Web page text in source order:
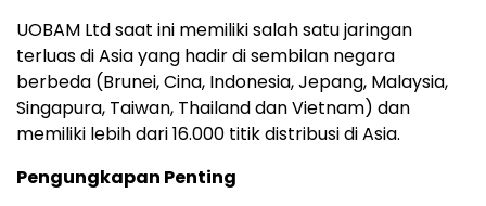
UOBAM Ltd saat ini memiliki salah satu jaringan
terluas diAsiayang hadir di sembilan negara
berbeda (Brunei, Cina, Indonesia, Jepang, Malaysia,
Singapura, Taiwan, ThailanddanVietnam) dan
memiliki lebih dari 16.000 titik distribusi diAsia.
Pengungkapan Penting